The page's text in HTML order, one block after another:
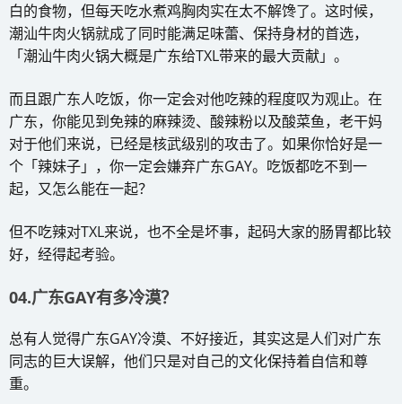
白的食物，但每天吃水煮鸡胸肉实在太不解馋了。这时候，
潮汕牛肉火锅就成了同时能满足味蕾、保持身材的首选，
「潮汕牛肉火锅大概是广东给TXL带来的最大贡献」。
而且跟广东人吃饭，你一定会对他吃辣的程度叹为观止。在
广东，你能见到免辣的麻辣烫、酸辣粉以及酸菜鱼，老干妈
对于他们来说，已经是核武级别的攻击了。如果你恰好是一
个「辣妹子」，你一定会嫌弃广东GAY。吃饭都吃不到一
起，又怎么能在一起？
但不吃辣对TXL来说，也不全是坏事，起码大家的肠胃都比较
好，经得起考验。
04.广东GAY有多冷漠？
总有人觉得广东GAY冷漠、不好接近，其实这是人们对广东
同志的巨大误解，他们只是对自己的文化保持着自信和尊
重。